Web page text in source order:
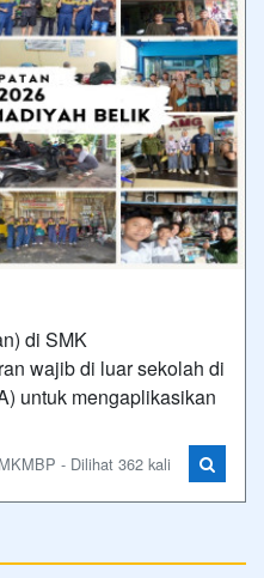
di SMK
wajib di luar sekolah di
untuk mengaplikasikan
- Dilihat 362 kali